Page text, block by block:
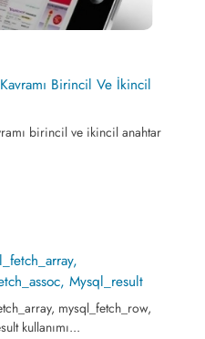
Birincil Ve İkincil
birincil ve ikincil anahtar
Mysql_result
mysql_fetch_row,
kullanımı...